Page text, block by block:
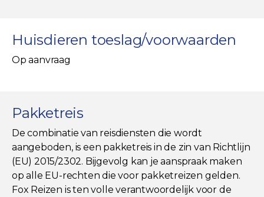
Huisdieren toeslag/voorwaarden
Op aanvraag
Pakketreis
De combinatie van reisdiensten die wordt
aangeboden, is een pakketreis in de zin van Richtlijn
(EU) 2015/2302. Bijgevolg kan je aanspraak maken
op alle EU-rechten die voor pakketreizen gelden.
Fox Reizen is ten volle verantwoordelijk voor de